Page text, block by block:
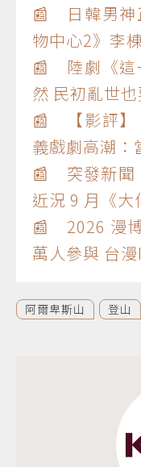
📰 日韓男神
物中心2》李
📰 陸劇《這
然 民初亂世
📰 【影評】
義戲劇高潮：
📰 突發新聞
近況 9 月《
📰 2026 漫
萬人參與 台
阿爾卑斯山 登山